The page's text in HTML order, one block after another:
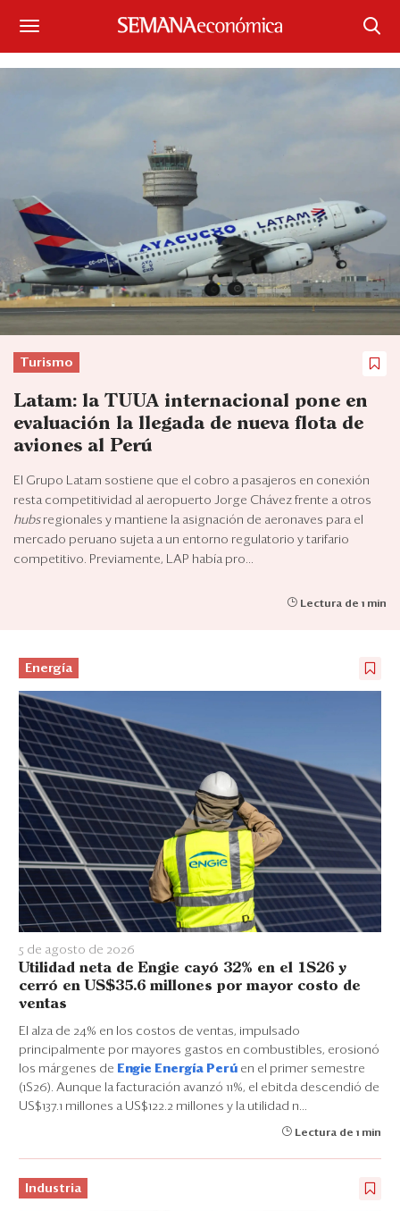
Suscríbase
¿Qué está pasando?
Sectores y Empresas
Management
Economía y Finanzas
Legal y Política
Eventos
Blogs
Ranking CEO
Edición Impresa
Turismo
Latam: la TUUA internacional pone en
evaluación la llegada de nueva flota de
aviones al Perú
El Grupo Latam sostiene que el cobro a pasajeros en conexión
resta competitividad al aeropuerto Jorge Chávez frente a otros
hubs regionales y mantiene la asignación de aeronaves para el
mercado peruano sujeta a un entorno regulatorio y tarifario
competitivo. Previamente, LAP había pro...
Lectura de 1 min
Energía
5 de agosto de 2026
Utilidad neta de Engie cayó 32% en el 1S26 y
cerró en US$35.6 millones por mayor costo de
ventas
El alza de 24% en los costos de ventas, impulsado
principalmente por mayores gastos en combustibles, erosionó
los márgenes de Engie Energía Perú en el primer semestre
(1S26). Aunque la facturación avanzó 11%, el ebitda descendió de
US$137.1 millones a US$122.2 millones y la utilidad n...
Lectura de 1 min
Industria